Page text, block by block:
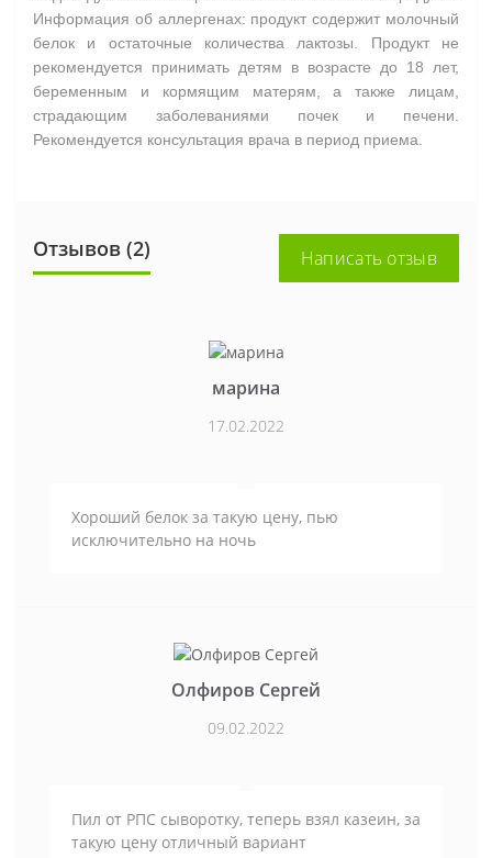
Информация об аллергенах: продукт содержит молочный
белок и остаточные количества лактозы. Продукт не
рекомендуется принимать детям в возрасте до 18 лет,
беременным и кормящим матерям, а также лицам,
страдающим заболеваниями почек и печени.
Рекомендуется консультация врача в период приема.
Отзывов (2) Написать отзыв
марина
17.02.2022
Хороший белок за такую цену, пью
исключительно на ночь
Олфиров Сергей
09.02.2022
Пил от РПС сыворотку, теперь взял казеин, за
такую цену отличный вариант